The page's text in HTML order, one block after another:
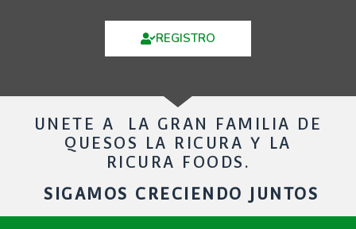
REGISTRO
UNETE A LA GRAN FAMILIA DE
QUESOS LA RICURA Y LA
RICURA FOODS.
SIGAMOS CRECIENDO JUNTOS